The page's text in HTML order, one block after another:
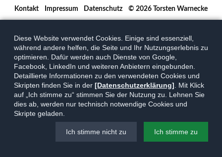
Navigation
überspringen
Kontakt Impressum Datenschutz © 2026 Torsten Warnecke
Diese Website verwendet Cookies. Einige sind essenziell,
während andere helfen, die Seite und Ihr Nutzungserlebnis zu
optimieren. Dafür werden auch Dienste von Google,
Facebook, LinkedIn und weiteren Anbietern eingebunden.
Detaillierte Informationen zu den verwendeten Cookies und
Skripten finden Sie in der [Datenschutzerklärung] . Mit Klick
auf „Ich stimme zu“ stimmen Sie der Nutzung zu. Lehnen Sie
dies ab, werden nur technisch notwendige Cookies und
Skripte geladen.
Ich stimme nicht zu Ich stimme zu